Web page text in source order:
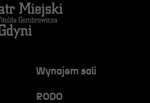
Wynajem sali
RODO